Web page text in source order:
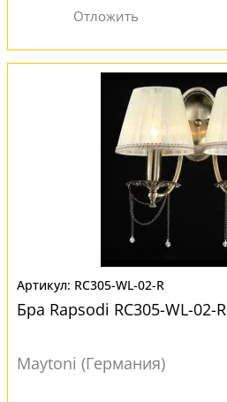
RC305-WL-02-R
Бра Rapsodi RC305-WL-02-R
Maytoni (Германия)